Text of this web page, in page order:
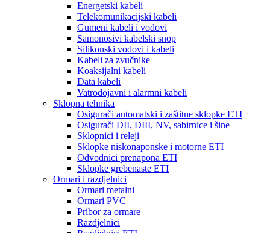
Energetski kabeli
Telekomunikacijski kabeli
Gumeni kabeli i vodovi
Samonosivi kabelski snop
Silikonski vodovi i kabeli
Kabeli za zvučnike
Koaksijalni kabeli
Data kabeli
Vatrodojavni i alarmni kabeli
Sklopna tehnika
Osigurači automatski i zaštitne sklopke ETI
Osigurači DII, DIII, NV, sabirnice i šine
Sklopnici i releji
Sklopke niskonaponske i motorne ETI
Odvodnici prenapona ETI
Sklopke grebenaste ETI
Ormari i razdjelnici
Ormari metalni
Ormari PVC
Pribor za ormare
Razdjelnici